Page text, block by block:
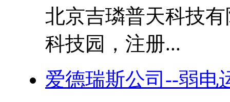
北京吉璘普天科技
科技园，注册...
爱德瑞斯公司--弱电